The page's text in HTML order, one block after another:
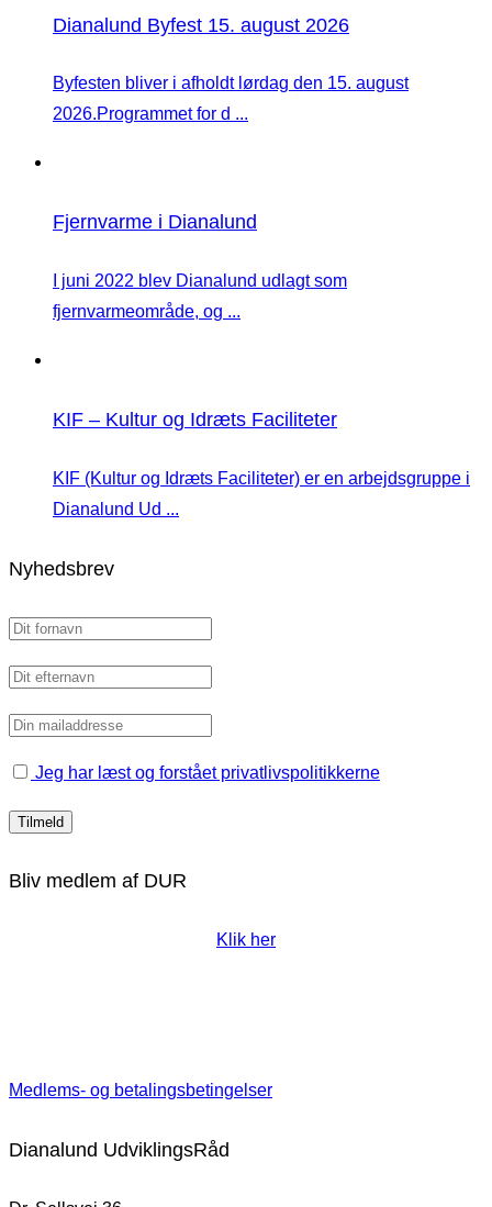
Dianalund Byfest 15. august 2026
Byfesten bliver i afholdt lørdag den 15. august
2026.Programmet for d ...
Fjernvarme i Dianalund
I juni 2022 blev Dianalund udlagt som
fjernvarmeområde, og ...
KIF – Kultur og Idræts Faciliteter
KIF (Kultur og Idræts Faciliteter) er en arbejdsgruppe i
Dianalund Ud ...
Nyhedsbrev
Jeg har læst og forstået privatlivspolitikkerne
Bliv medlem af DUR
Klik her
Medlems- og betalingsbetingelser
Dianalund UdviklingsRåd